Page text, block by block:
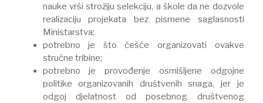
nauke vrši strožiju selekciju, a škole da ne dozvole
realizaciju projekata bez pismene saglasnosti
Ministarstva;
potrebno je što češće organizovati ovakve
stručne tribine;
potrebno je provođenje osmišljene odgojne
politike organizovanih društvenih snaga, jer je
odgoj djelatnost od posebnog društvenog